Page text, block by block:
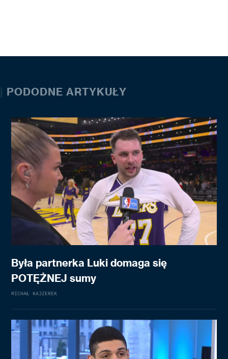
| PODODNE ARTYKUŁY
Była partnerka Luki domaga się
POTĘŻNEJ sumy
MICHAŁ KAJZEREK